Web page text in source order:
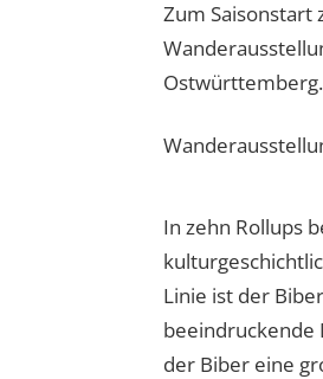
Zum Saisonstart
Ostwürttemberg.
In zehn Rollups
Linie ist der
beeindruckende
der Biber eine